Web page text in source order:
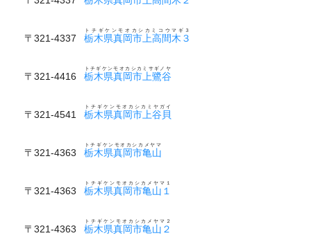
〒321-4337 栃木県真岡市上高間木３
トチギケンモオカシカミコウマギ３
〒321-4416 栃木県真岡市上鷺谷
トチギケンモオカシカミサギノヤ
〒321-4541 栃木県真岡市上谷貝
トチギケンモオカシカミヤガイ
〒321-4363 栃木県真岡市亀山
トチギケンモオカシカメヤマ
〒321-4363 栃木県真岡市亀山１
トチギケンモオカシカメヤマ１
〒321-4363 栃木県真岡市亀山２
トチギケンモオカシカメヤマ２